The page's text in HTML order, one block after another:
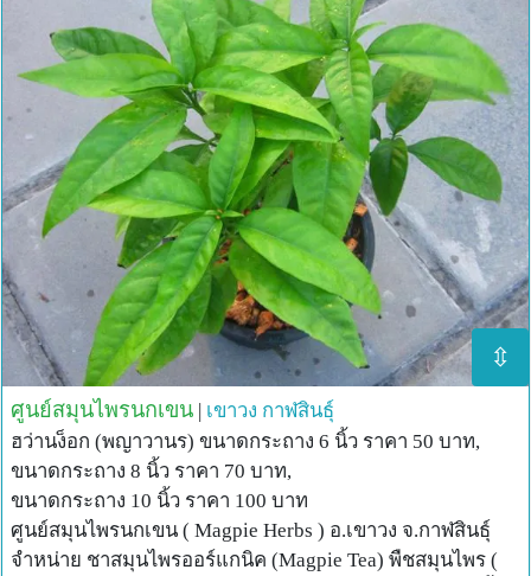
⇳
ศูนย์สมุนไพรนกเขน | เขาวง กาฬสินธุ์
ฮว่านง็อก (พญาวานร) ขนาดกระถาง 6 นิ้ว ราคา 50 บาท,
ขนาดกระถาง 8 นิ้ว ราคา 70 บาท,
ขนาดกระถาง 10 นิ้ว ราคา 100 บาท
ศูนย์สมุนไพรนกเขน ( Magpie Herbs ) อ.เขาวง จ.กาฬสินธุ์
จำหน่าย ชาสมุนไพรออร์แกนิค (Magpie Tea) พืชสมุนไพร (